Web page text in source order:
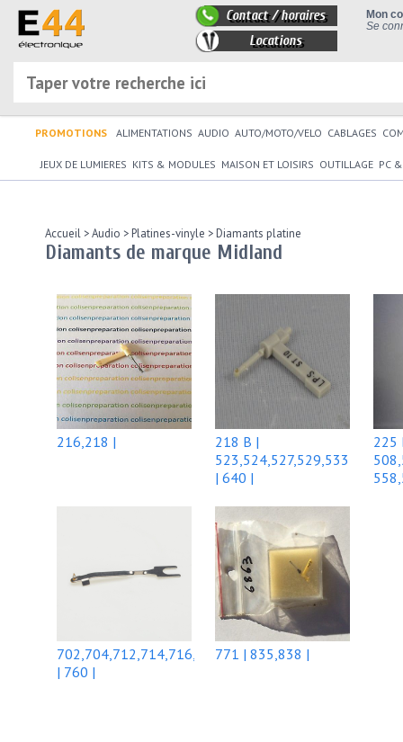
Mon
Se
Contact / horaires
Locations
PROMOTIONS ALIMENTATIONS AUDIO AUTO/MOTO/VELO CABLAGES
JEUX DE LUMIERES KITS & MODULES MAISON ET LOISIRS OUTILLAGE PC
Accueil >Audio >Platines-vinyle >Diamants platine
Diamants de marque Midland
216,218 |
218 B |
523,524,527,529,533
| 640 |
225
702,704,712,714,716,
| 760 |
771 | 835,838 |